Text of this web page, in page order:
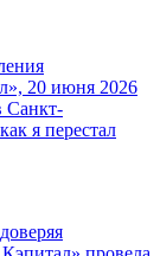
20 июня 2026
Санкт-
я перестал